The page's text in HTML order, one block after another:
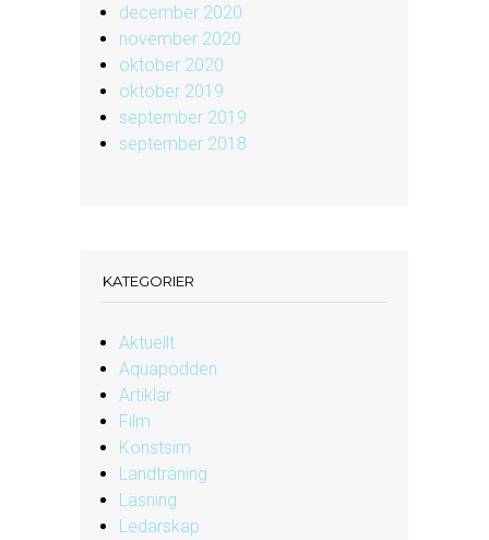
december 2020
november 2020
oktober 2020
oktober 2019
september 2019
september 2018
KATEGORIER
Aktuellt
Aquapodden
Artiklar
Film
Konstsim
Landträning
Läsning
Ledarskap